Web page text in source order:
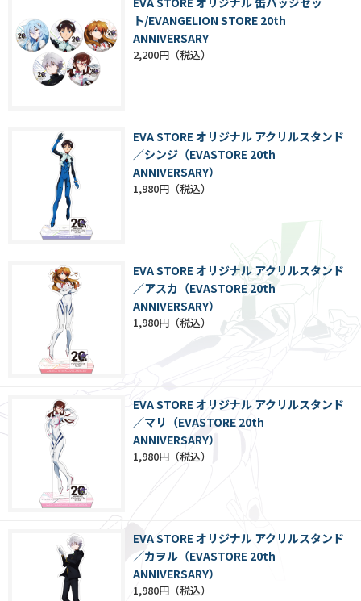
ト/EVANGELION STORE 20th
ANNIVERSARY
2,200円
EVA STORE オリジナル アクリルスタンド
／シンジ（EVASTORE 20th
ANNIVERSARY）
1,980円
EVA STORE オリジナル アクリルスタンド
／アスカ（EVASTORE 20th
ANNIVERSARY）
1,980円
EVA STORE オリジナル アクリルスタンド
／マリ（EVASTORE 20th
ANNIVERSARY）
1,980円
EVA STORE オリジナル アクリルスタンド
／カヲル（EVASTORE 20th
ANNIVERSARY）
1,980円